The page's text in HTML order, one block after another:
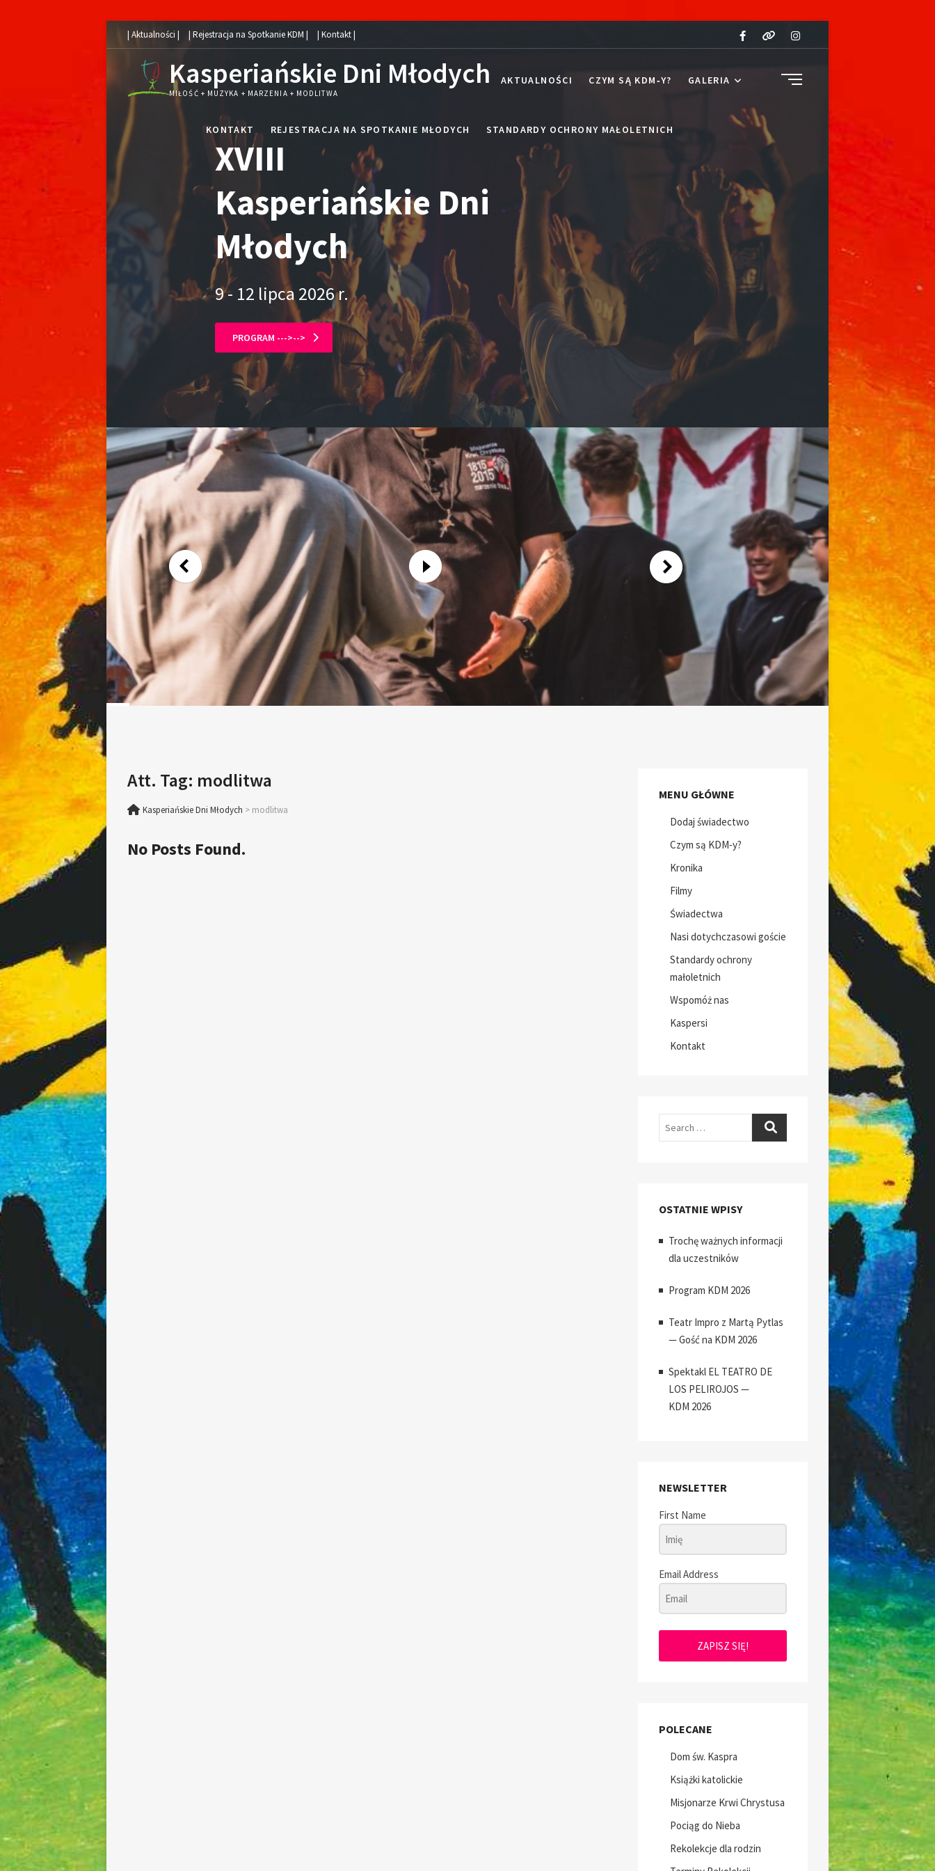
to
| Aktualności | | Rejestracja na Spotkanie KDM | | Kontakt | Facebook
YoutubeInstagram
Kasperiańskie Dni Młodych
MIŁOŚĆ + MUZYKA + MARZENIA + MODLITWA
AKTUALNOŚCI CZYM SĄ KDM‑Y? GALERIA
KONTAKT REJESTRACJA NA SPOTKANIE MŁODYCH STANDARDY OCHRONY MAŁOLETNICH
SIDE
XVIII
Kasperiańskie Dni
Młodych
9 - 12 lipca 2026 r.
PROGRAM --->-->
Att. Tag: modlitwa
Kasperiańskie Dni Młodych > modlitwa
No Posts Found.
MENU GŁÓWNE
Dodaj świadectwo
Czym są KDM‑y?
Kronika
Filmy
Świadectwa
Nasi dotychczasowi goście
Standardy ochrony
małoletnich
Wspomóż nas
Kaspersi
Kontakt
Search
OSTATNIE WPISY
Trochę ważnych informacji
dla uczestników
Program KDM 2026
Teatr Impro z Martą Pytlas
— Gość na KDM 2026
Spektakl EL TEATRO DE
LOS PELIROJOS —
KDM 2026
NEWSLETTER
First Name
Email Address
ZAPISZ SIĘ!
POLECANE
Dom św. Kaspra
Książki katolickie
Misjonarze Krwi Chrystusa
Pociąg do Nieba
Rekolekcje dla rodzin